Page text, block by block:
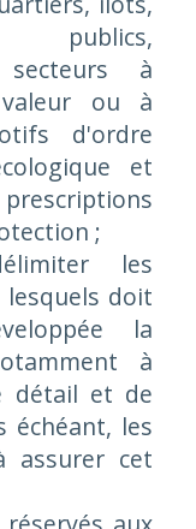
publics,
à
ou à
d'ordre
et
;
les
doit
la
à
détail et de
échéant, les
assurer cet